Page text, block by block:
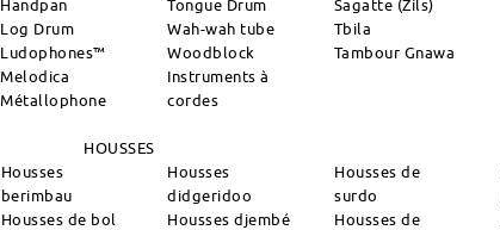
Handpan
Log Drum
Ludophones™
Melodica
Métallophone
Tongue Drum
Wah-wah tube
Woodblock
Instruments à
cordes
Sagatte (Zils)
Tbila
Tambour Gnawa
HOUSSES
Housses
berimbau
Housses de bol
Housses
didgeridoo
Housses djembé
Housses de
surdo
Housses de